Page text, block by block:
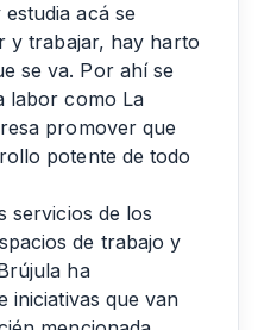
acá se
y trabajar, hay harto
se va. Por ahí se
labor como La
promover que
potente de todo
servicios de los
de trabajo y
ha
iniciativas que van